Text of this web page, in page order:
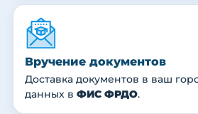
Вручение документов
Доставка документов в ваш
данных в ФИС ФРДО.